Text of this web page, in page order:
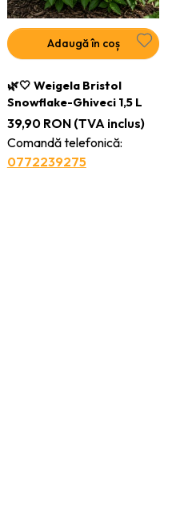
hortensii, camelii și magnolii
Plante viguroase și
parcuri sau terase
Rezistență sporită
–
adaptare excelentă
Efect decorativ maxim
,
Adaugă în coș
🌿🤍 Weigela Bristol
Snowflake-Ghiveci 1,5 L
39,90 RON(TVA inclus)
Comandă telefonică:
0772239275